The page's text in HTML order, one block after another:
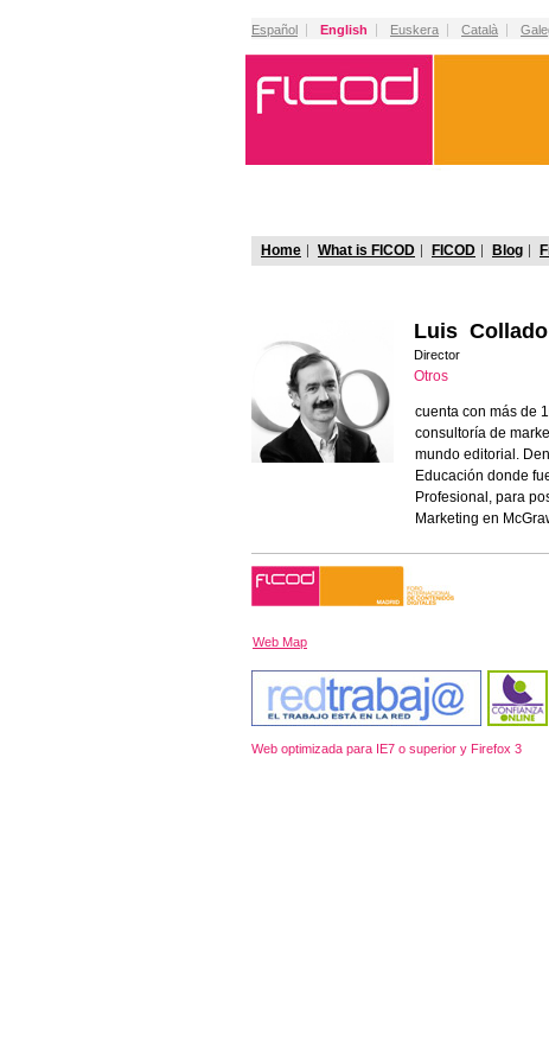
Español English Euskera Català
Luis Collado
Director
Otros
cuenta con más de
consultoría de
mundo editorial.
Educación donde
Profesional, para
Marketing en
Home What is FICOD FICOD Blog
Web Map
Web optimizada para IE7 o superior y Firefox 3